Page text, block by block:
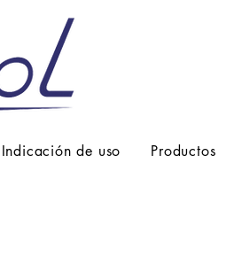
Indicación de uso Productos